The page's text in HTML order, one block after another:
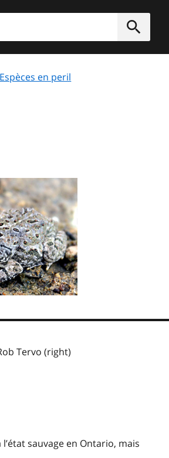
Espèces en peril
Tervo (right)
sauvage en Ontario, mais